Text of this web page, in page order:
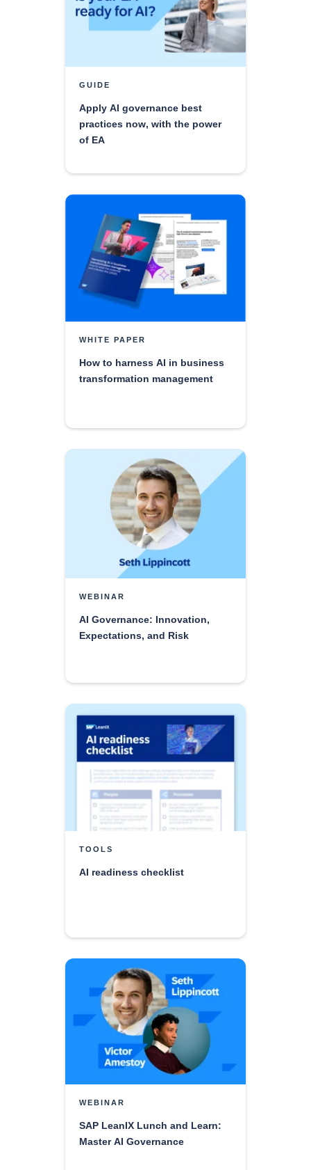
GUIDE
Apply AI governance best
practices now, with the power
of EA
WHITE PAPER
How to harness AI in business
transformation management
WEBINAR
AI Governance: Innovation,
Expectations, and Risk
TOOLS
AI readiness checklist
WEBINAR
SAP LeanIX Lunch and Learn:
Master AI Governance